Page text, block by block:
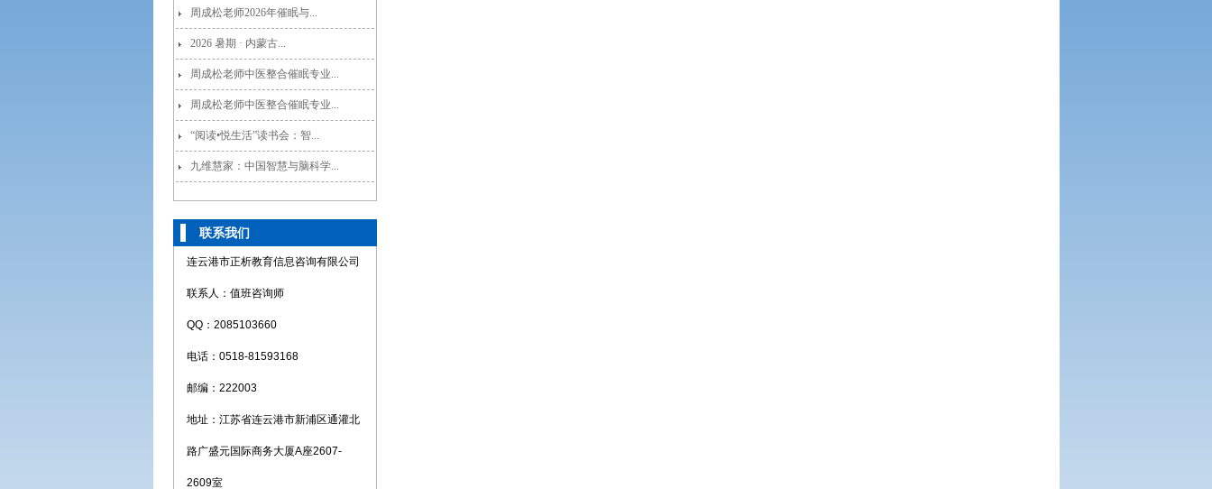
周成松老师2026年催眠与...
2026 暑期 · 内蒙古...
周成松老师中医整合催眠专业...
周成松老师中医整合催眠专业...
“阅读•悦生活”读书会：智...
九维慧家：中国智慧与脑科学...
联系我们
连云港市正析教育信息咨询有限公司
联系人：值班咨询师
QQ：2085103660
电话：0518-81593168
邮编：222003
地址：江苏省连云港市新浦区通灌北
路广盛元国际商务大厦A座2607-
2609室